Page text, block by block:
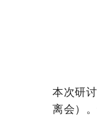
本次研
离会）